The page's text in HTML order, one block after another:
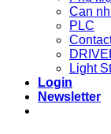
Can
PLC
Light
Login
Newsletter